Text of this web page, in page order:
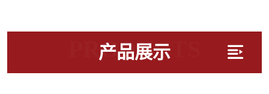
产品展示
PRODUCTS